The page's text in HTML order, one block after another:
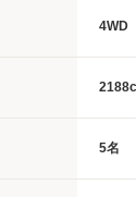
4WD
5名